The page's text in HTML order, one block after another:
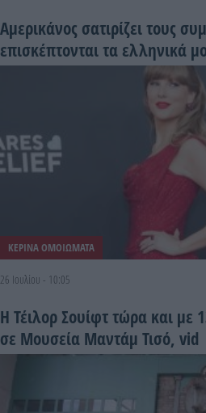
Αμερικάνος σατιρίζει τους
επισκέπτονται τα ελληνικά
ΚΕΡΙΝΑ ΟΜΟΙΩΜΑΤΑ
26 Ιουλίου - 10:05
Η Τέιλορ Σουίφτ τώρα και με
σε Μουσεία Μαντάμ Τισό, vid